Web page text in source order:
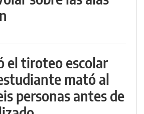
el tiroteo escolar
mató al
personas antes de